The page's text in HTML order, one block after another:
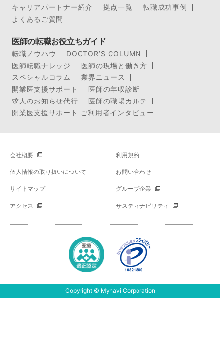
キャリアパートナー紹介
拠点一覧
転職成功事例
よくあるご質問
医師の転職お役立ちガイド
転職ノウハウ
DOCTOR’S COLUMN
医師転職ナレッジ
医師の現場と働き方
スペシャルコラム
業界ニュース
開業医支援サポート
医師の年収診断
求人のお知らせ代行
医師の職場カルテ
開業医支援サポート ご利用者インタビュー
会社概要 利用規約
個人情報の取り扱いについて お問い合わせ
サイトマップ グループ企業
アクセス サスティナビリティ
Copyright © Mynavi Corporation